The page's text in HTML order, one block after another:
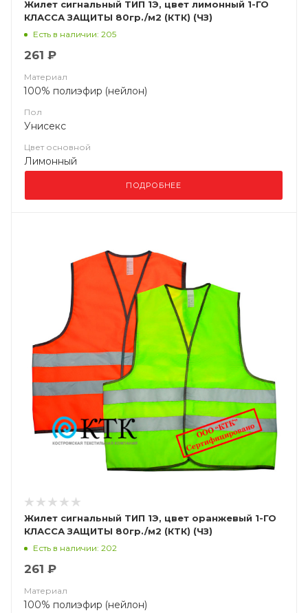
Жилет сигнальный ТИП 1Э, цвет лимонный 1-ГО
КЛАССА ЗАЩИТЫ 80гр./м2 (КТК) (ЧЗ)
Есть в наличии: 205
261 ₽
Материал
100% полиэфир (нейлон)
Пол
Унисекс
Цвет основной
Лимонный
ПОДРОБНЕЕ
Жилет сигнальный ТИП 1Э, цвет оранжевый 1-ГО
КЛАССА ЗАЩИТЫ 80гр./м2 (КТК) (ЧЗ)
Есть в наличии: 202
261 ₽
Материал
100% полиэфир (нейлон)